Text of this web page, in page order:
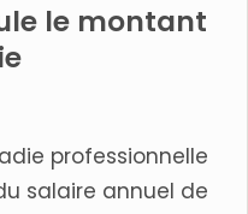
le montant
professionnelle
salaire annuel de